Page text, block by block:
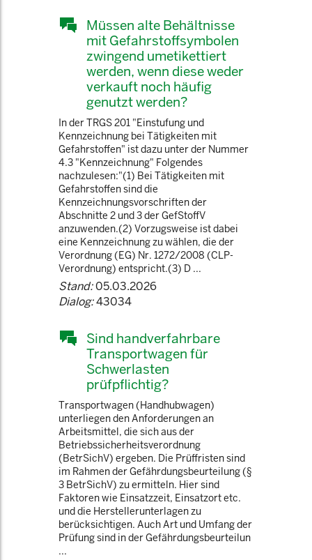
Müssen alte Behältnisse
mit Gefahrstoffsymbolen
zwingend umetikettiert
werden, wenn diese weder
verkauft noch häufig
genutzt werden?
In der TRGS 201 "Einstufung und
Kennzeichnung bei Tätigkeiten mit
Gefahrstoffen" ist dazu unter der Nummer
4.3 "Kennzeichnung" Folgendes
nachzulesen:"(1) Bei Tätigkeiten mit
Gefahrstoffen sind die
Kennzeichnungsvorschriften der
Abschnitte 2 und 3 der GefStoffV
anzuwenden.(2) Vorzugsweise ist dabei
eine Kennzeichnung zu wählen, die der
Verordnung (EG) Nr. 1272/2008 (CLP-
Verordnung) entspricht.(3) D ...
Stand:05.03.2026
Dialog:43034
Sind handverfahrbare
Transportwagen für
Schwerlasten
prüfpflichtig?
Transportwagen (Handhubwagen)
unterliegen den Anforderungen an
Arbeitsmittel, die sich aus der
Betriebssicherheitsverordnung
(BetrSichV) ergeben. Die Prüffristen sind
im Rahmen der Gefährdungsbeurteilung (§
3 BetrSichV) zu ermitteln. Hier sind
Faktoren wie Einsatzzeit, Einsatzort etc.
und die Herstellerunterlagen zu
berücksichtigen. Auch Art und Umfang der
Prüfung sind in der Gefährdungsbeurteilun
...